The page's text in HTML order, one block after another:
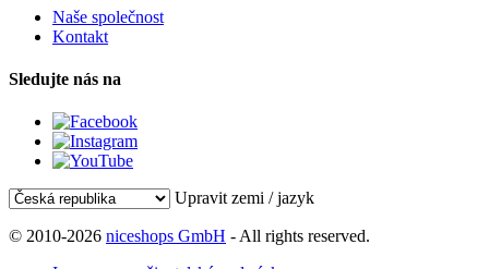
Naše společnost
Kontakt
Sledujte nás na
Upravit zemi / jazyk
© 2010-2026 niceshops GmbH - All rights reserved.